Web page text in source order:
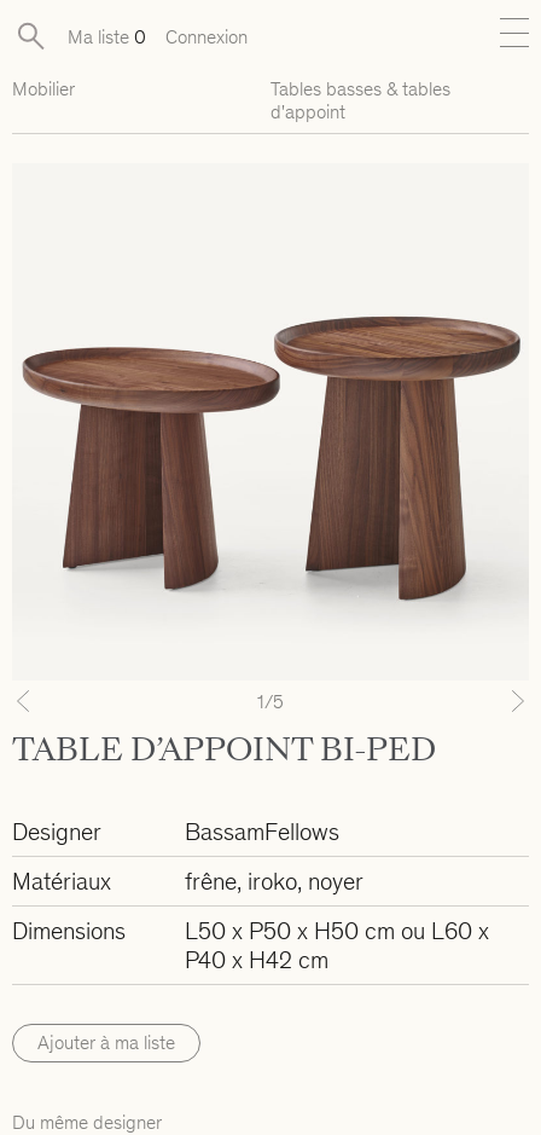
Designers
Journal
À propos Contact Presse EN
Mobilier
Tables basses & tables
d'appoint
Previous 1/5
TABLE D’APPOINT BI-PED
Designer
BassamFellows
Matériaux
frêne, iroko, noyer
Dimensions
L50 x P50 x H50 cm ou L60 x
P40 x H42 cm
Ajouter à ma liste
Du même designer
Ma liste 0 Connexion